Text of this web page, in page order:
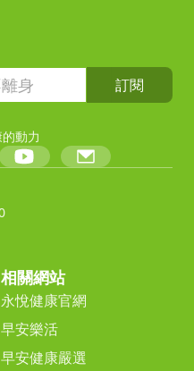
訂閱
動力
相關網站
永悅健康官網
早安樂活
早安健康嚴選